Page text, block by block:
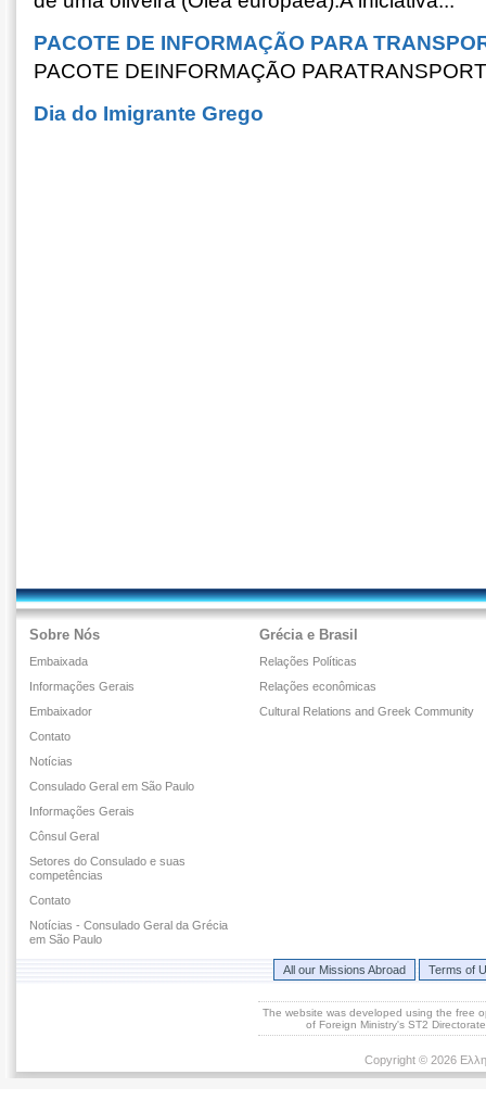
PACOTE DE INFORMAÇÃO PARA
PACOTE DEINFORMAÇÃO
Dia do Imigrante Grego
Sobre Nós
Embaixada
Informações Gerais
Embaixador
Contato
Notícias
Consulado Geral em São Paulo
Informações Gerais
Cônsul Geral
Setores do Consulado e suas
competências
Contato
Notícias - Consulado Geral da Grécia
em São Paulo
Grécia e Brasil
Relações Políticas
Relações econômicas
Cultural Relations and Greek Community
All our Missions Abroad Terms of
The website was developed using the free
of Foreign Ministry's ST2
Copyright © 2026